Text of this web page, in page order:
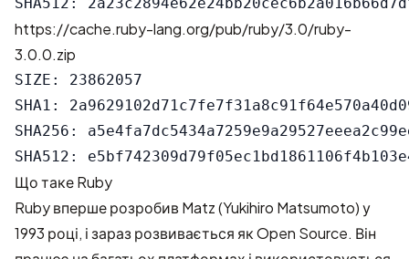
https://cache.ruby-lang.org/pub/ruby/3.0/ruby-
3.0.0.zip
SIZE: 23862057
SHA1:
SHA256:
Що таке Ruby
Ruby вперше розробив Matz (Yukihiro Matsumoto) у
1993 році, і зараз розвивається як Open Source. Він